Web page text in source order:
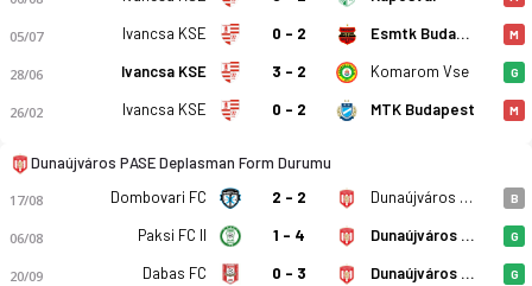
05/07 Ivancsa KSE 0 - 2 Esmtk Budapest M
28/06 Ivancsa KSE 3 - 2 Komarom Vse G
26/02 Ivancsa KSE 0 - 2 MTK Budapest M
Dunaújváros PASE Deplasman Form Durumu
17/08 Dombovari FC 2 - 2 Dunaújváros PASE B
06/08 Paksi FC II 1 - 4 Dunaújváros PASE G
20/09 Dabas FC 0 - 3 Dunaújváros PASE G